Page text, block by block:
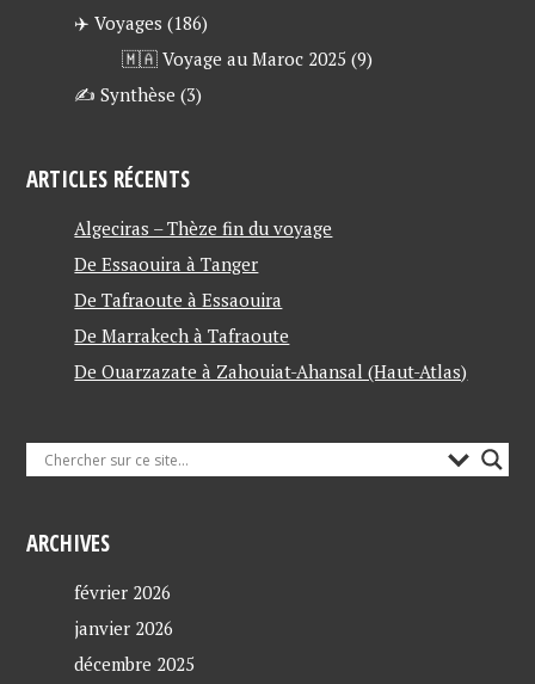
✈️ Voyages (186)
🇲🇦 Voyage au Maroc 2025 (9)
✍ Synthèse (3)
ARTICLES RÉCENTS
Algeciras – Thèze fin du voyage
De Essaouira à Tanger
De Tafraoute à Essaouira
De Marrakech à Tafraoute
De Ouarzazate à Zahouiat-Ahansal (Haut-Atlas)
ARCHIVES
février 2026
janvier 2026
décembre 2025